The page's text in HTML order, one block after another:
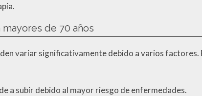
de 70 años
variar significativamente debido a varios factores.
a subir debido al mayor riesgo de enfermedades.